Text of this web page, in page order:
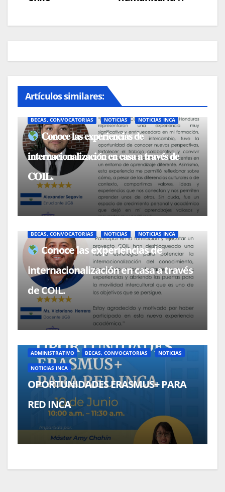
Artículos similares:
BECAS, CONVOCATORIAS NOTICIAS NOTICIAS INCA
𝐂𝐨𝐧𝐨𝐜𝐞 𝐥𝐚𝐬 𝐞𝐱𝐩𝐞𝐫𝐢𝐞𝐧𝐜𝐢𝐚𝐬 𝐝𝐞
𝐢𝐧𝐭𝐞𝐫𝐧𝐚𝐜𝐢𝐨𝐧𝐚𝐥𝐢𝐳𝐚𝐜𝐢𝐨́𝐧 𝐞𝐧 𝐜𝐚𝐬𝐚 𝐚 𝐭𝐫𝐚𝐯𝐞́𝐬 𝐝𝐞
𝐂𝐎𝐈𝐋.
BECAS, CONVOCATORIAS NOTICIAS NOTICIAS INCA
Conoce las experiencias de
internacionalización en casa a través
de COIL.
ADMINISTRATIVO BECAS, CONVOCATORIAS NOTICIAS
NOTICIAS INCA
OPORTUNIDADES ERASMUS+ PARA
RED INCA